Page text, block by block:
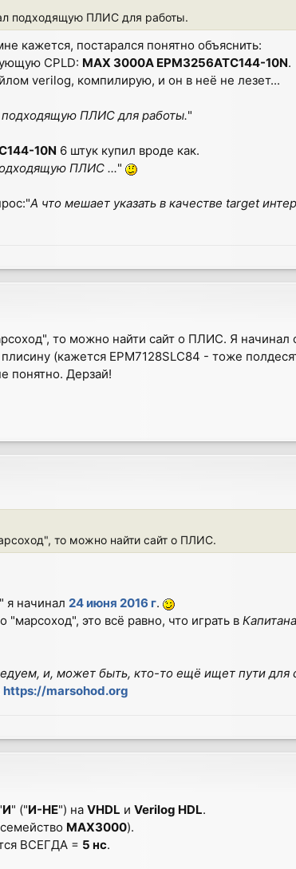
подходящую ПЛИС для работы.
кажется, постарался понятно объяснить:
CPLD: MAX 3000A EPM3256ATC144-10N.
verilog, компилирую, и он в неё не лезет...
подходящую ПЛИС для работы."
10N 6 штук купил вроде как.
ПЛИС ..."
А что мешает указать в качестве target
то можно найти сайт о ПЛИС. Я
(кажется EPM7128SLC84 - тоже
понятно. Дерзай!
то можно найти сайт о ПЛИС.
" я начинал 24 июня 2016 г.
"марсоход", это всё равно, что играть в
и, может быть, кто-то ещё ищет пути для
https://marsohod.org
И" ("И-НЕ") на VHDL и Verilog HDL.
MAX3000).
ВСЕГДА = 5 нс.